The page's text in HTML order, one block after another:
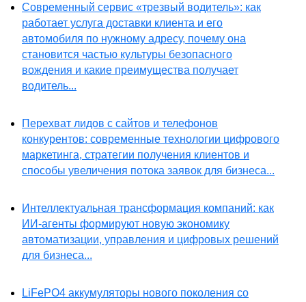
Современный сервис «трезвый водитель»: как
работает услуга доставки клиента и его
автомобиля по нужному адресу, почему она
становится частью культуры безопасного
вождения и какие преимущества получает
водитель...
Перехват лидов с сайтов и телефонов
конкурентов: современные технологии цифрового
маркетинга, стратегии получения клиентов и
способы увеличения потока заявок для бизнеса...
Интеллектуальная трансформация компаний: как
ИИ-агенты формируют новую экономику
автоматизации, управления и цифровых решений
для бизнеса...
LiFePO4 аккумуляторы нового поколения со